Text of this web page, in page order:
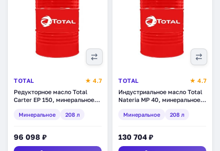
TOTAL
★ 4.7
Редукторное масло Total
Carter EP 150, минеральное,
Минеральное 208 л
96 098 ₽
TOTAL
★ 4.7
Индустриальное масло Total
Nateria MP 40, минеральное,
Минеральное 208 л
130 704 ₽